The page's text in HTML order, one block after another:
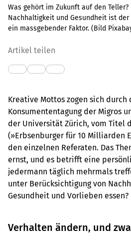
Was gehört im Zukunft auf den
Nachhaltigkeit und Gesundheit ist der
ein massgebender Faktor. (Bild
Artikel teilen
Kreative Mottos zogen sich durch
Konsumententagung der Migros
der Universität Zürich, vom Titel
(»Erbsenburger für 10 Milliarden
den einzelnen Referaten. Das
ernst, und es betrifft eine
jedermann täglich mehrmals
unter Berücksichtigung von
Gesundheit und Vorlieben essen?
Verhalten ändern, und